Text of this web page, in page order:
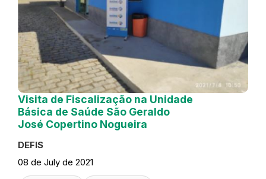
Visita de Fiscalização na Unidade
Básica de Saúde São Geraldo
José Copertino Nogueira
DEFIS
08 de July de 2021